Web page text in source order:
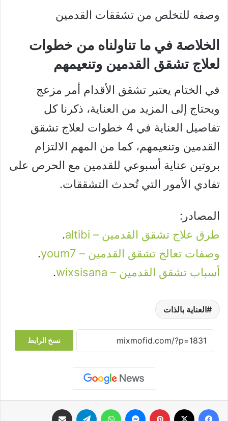
وصفه للتخلص من تشققات القدمين
الخلاصة في ما تناولناه من خطوات
لعلاج تشقق القدمين وتنعيمهم
في الختام يعتبر تشقق الأقدام أمر مزعج
ويحتاج إلى المزيد من العناية، ذكرنا كل
تفاصيل العناية في 4 خطوات لعلاج تشقق
القدمين وتنعيمهم، كما من المهم الالتزام
بروتين عناية أسبوعي للقدمين مع الحرص على
تفادي الأمور التي تُحدث التشققات.
المصادر:
طرق علاج تشقق القدمين – altibi
.
وصفات تعالج تشقق القدمين – youm7
.
أسباب تشقق القدمين – wixsisana
.
العناية بالذات
نسخ الرابط
فيسبوك بينتيريست ماسنجر واتساب تيلقرام